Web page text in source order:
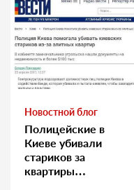
Новостной блог
Полицейские в
Киеве убивали
стариков за
квартиры…